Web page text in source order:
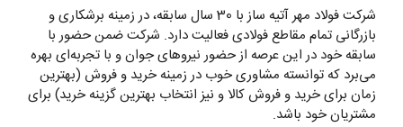
شرکت فولاد مهر آتیه ساز با 30 سال سابقه، در زمینه برشکاری و
بازرگانی تمام مقاطع فولادی فعالیت دارد. شرکت ضمن حضور با
سابقه خود در این عرصه از حضور نیروهای جوان و با تجربه‌ای بهره
می‌برد که توانسته مشاوری خوب در زمینه خرید و فروش (بهترین
زمان برای خرید و فروش کالا و نیز انتخاب بهترین گزینه خرید) برای
مشتریان خود باشد.